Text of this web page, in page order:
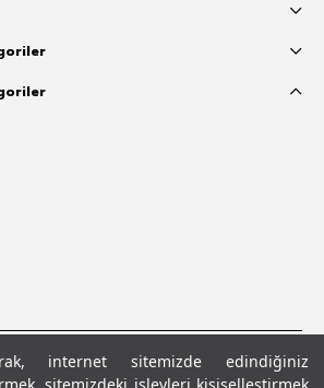
internet sitemizde edindiğiniz